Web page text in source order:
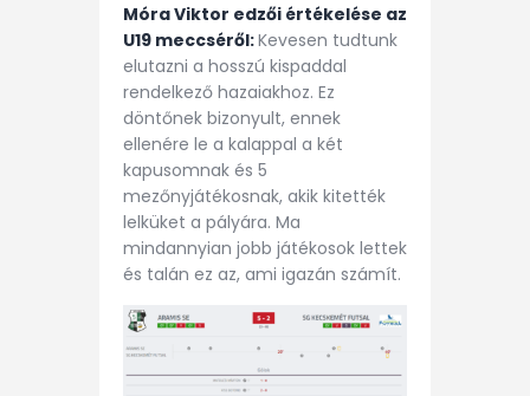
Móra Viktor edzői értékelése az
U19 meccséről:Kevesen tudtunk
elutazni a hosszú kispaddal
rendelkező hazaiakhoz. Ez
döntőnek bizonyult, ennek
ellenére le a kalappal a két
kapusomnak és 5
mezőnyjátékosnak, akik kitették
lelküket a pályára. Ma
mindannyian jobb játékosok lettek
és talán ez az, ami igazán számít.